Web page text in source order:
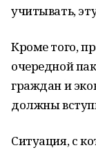
учитывать,
Кроме того,
очередной
граждан и
должны
Ситуация, с